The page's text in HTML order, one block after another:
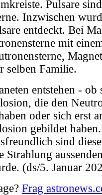
Pulsare
Inzwischen
entdeckt. Bei
mit
selben Familie.
entstehen - ob
die den
oder sich erst
gebildet
sind
Strahlung
(ds/5. Januar
Frag